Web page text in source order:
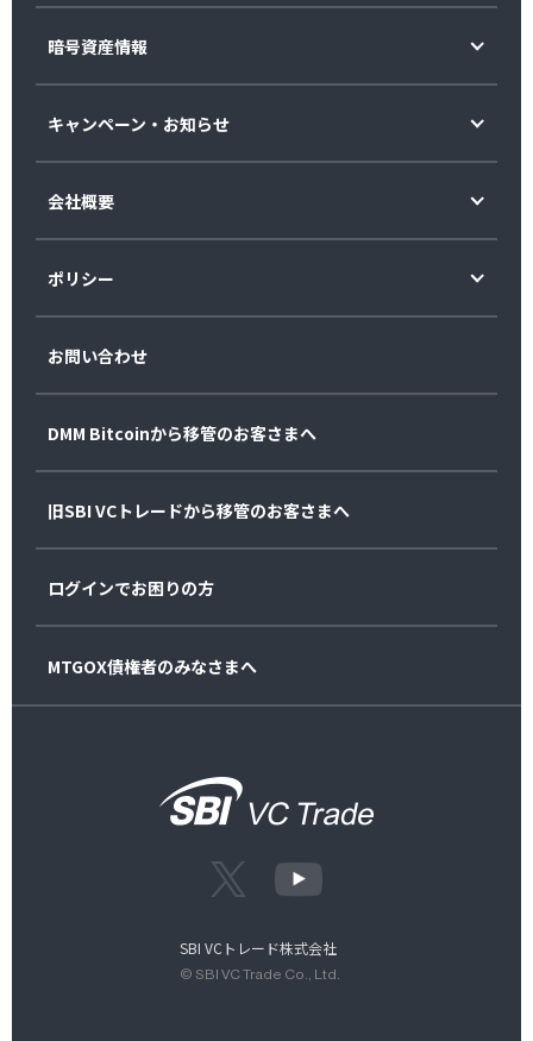
暗号資産情報
キャンペーン・お知らせ
会社概要
ポリシー
お問い合わせ
DMM Bitcoinから移管のお客さまへ
旧SBI VCトレードから移管のお客さまへ
ログインでお困りの方
MTGOX債権者のみなさまへ
SBI VCトレード株式会社
© SBI VC Trade Co., Ltd.